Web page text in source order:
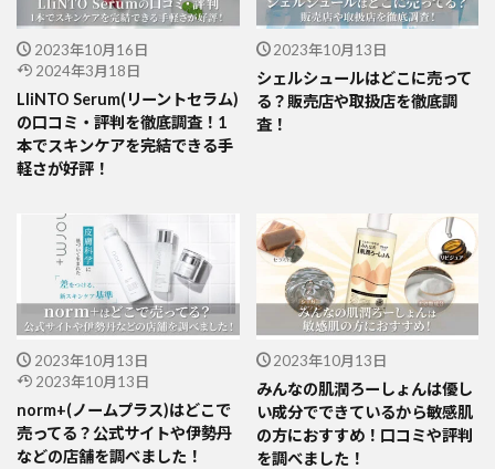
2023年10月16日
2024年3月18日
LIiNTO Serum(リーントセラム)
の口コミ・評判を徹底調査！1
本でスキンケアを完結できる手
軽さが好評！
2023年10月13日
シェルシュールはどこに売って
る？販売店や取扱店を徹底調
査！
2023年10月13日
2023年10月13日
norm+(ノームプラス)はどこで
売ってる？公式サイトや伊勢丹
などの店舗を調べました！
2023年10月13日
みんなの肌潤ろーしょんは優し
い成分でできているから敏感肌
の方におすすめ！口コミや評判
を調べました！